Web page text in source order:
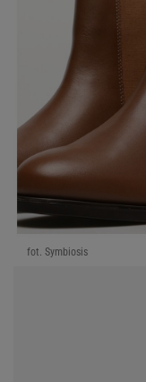
fot. Symbiosis